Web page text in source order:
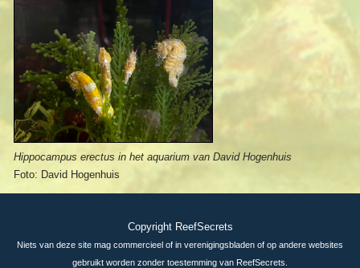
Hippocampus erectus in het aquarium van David Hogenhuis
Foto: David Hogenhuis
Copyright ReefSecrets
Niets van deze site mag commercieel of in verenigingsbladen of op andere websites
gebruikt worden zonder toestemming van ReefSecrets.